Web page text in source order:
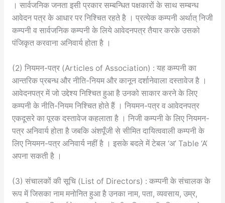
। सार्वजनिक जनता इसी प्रकार सम्बन्धित पक्षकारों के साथ सम्बन्ध
आवेदन पत्र के आधार पर निश्चित रहते है । प्रत्येक कम्पनी अर्थात् निजी
कम्पनी व सार्वजनिक कम्पनी के लिये आवेदनपत्र तैयार करके उसको
पंजिकृत करवाना अनिवार्य होता है ।
(2) नियमन-पत्र (Articles of Association) : यह कम्पनी का
आन्तरिक प्रबन्ध और नीति-नियम और कानून दर्शानेवाला दस्तावेज है ।
आवेदनपत्र में जो उद्देश्य निश्चित हुआ है उनको साकार करने के लिए
कम्पनी के नीति-नियम निश्चित होते हैं । नियमन-पत्र व आवेदनपत्र
एकदूसरे का पूरक दस्तावेज कहलाता है । निजी कम्पनी के लिए नियमन-
पत्र अनिवार्य होता है जबकि अंशपूँजी से सीमित दायित्ववाली कम्पनी के
लिए नियमन-पत्र अनिवार्य नहीं है । इसके बदले में टेबल ‘अ’ Table ‘A’
अपना सकती है ।
(3) संचालकों की सूचि (List of Directors) : कम्पनी के संचालक के
रूप में जिसका नाम मनोनित हुआ है उनका नाम, पता, व्यवसाय, उम्र,